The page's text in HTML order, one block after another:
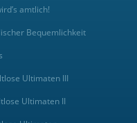
amtlich!
Bequemlichkeit
Ultimaten III
Ultimaten II